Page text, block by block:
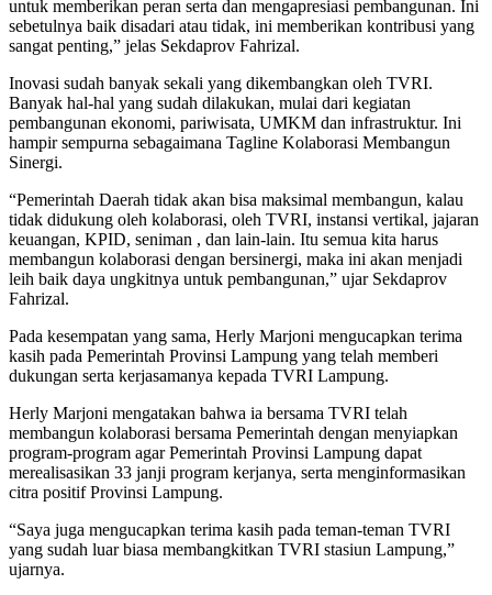
untuk memberikan peran serta dan mengapresiasi pembangunan. Ini
sebetulnya baik disadari atau tidak, ini memberikan kontribusi yang
sangat penting,” jelas Sekdaprov Fahrizal.
Inovasi sudah banyak sekali yang dikembangkan oleh TVRI.
Banyak hal-hal yang sudah dilakukan, mulai dari kegiatan
pembangunan ekonomi, pariwisata, UMKM dan infrastruktur. Ini
hampir sempurna sebagaimana Tagline Kolaborasi Membangun
Sinergi.
“Pemerintah Daerah tidak akan bisa maksimal membangun, kalau
tidak didukung oleh kolaborasi, oleh TVRI, instansi vertikal, jajaran
keuangan, KPID, seniman , dan lain-lain. Itu semua kita harus
membangun kolaborasi dengan bersinergi, maka ini akan menjadi
leih baik daya ungkitnya untuk pembangunan,” ujar Sekdaprov
Fahrizal.
Pada kesempatan yang sama, Herly Marjoni mengucapkan terima
kasih pada Pemerintah Provinsi Lampung yang telah memberi
dukungan serta kerjasamanya kepada TVRI Lampung.
Herly Marjoni mengatakan bahwa ia bersama TVRI telah
membangun kolaborasi bersama Pemerintah dengan menyiapkan
program-program agar Pemerintah Provinsi Lampung dapat
merealisasikan 33 janji program kerjanya, serta menginformasikan
citra positif Provinsi Lampung.
“Saya juga mengucapkan terima kasih pada teman-teman TVRI
yang sudah luar biasa membangkitkan TVRI stasiun Lampung,”
ujarnya.